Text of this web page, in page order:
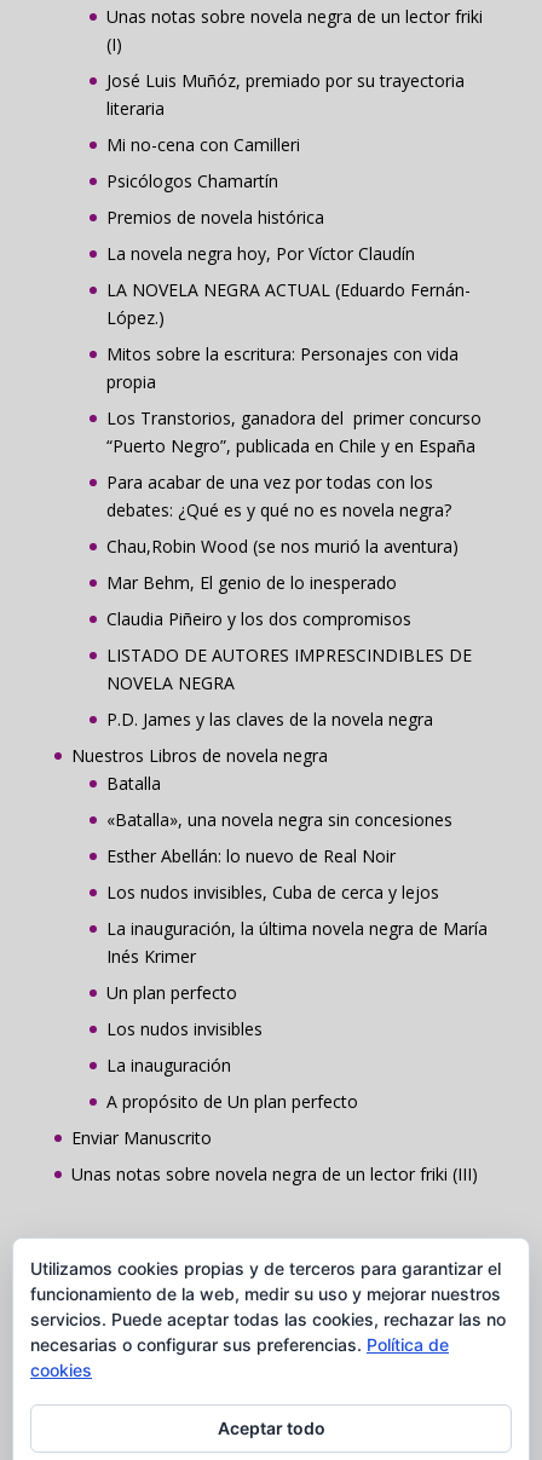
Unas notas sobre novela negra de un lector friki
(I)
José Luis Muñóz, premiado por su trayectoria
literaria
Mi no-cena con Camilleri
Psicólogos Chamartín
Premios de novela histórica
La novela negra hoy, Por Víctor Claudín
LA NOVELA NEGRA ACTUAL (Eduardo Fernán-
López.)
Mitos sobre la escritura: Personajes con vida
propia
Los Transtorios, ganadora del primer concurso
“Puerto Negro”, publicada en Chile y en España
Para acabar de una vez por todas con los
debates: ¿Qué es y qué no es novela negra?
Chau,Robin Wood (se nos murió la aventura)
Mar Behm, El genio de lo inesperado
Claudia Piñeiro y los dos compromisos
LISTADO DE AUTORES IMPRESCINDIBLES DE
NOVELA NEGRA
P.D. James y las claves de la novela negra
Nuestros Libros de novela negra
Batalla
«Batalla», una novela negra sin concesiones
Esther Abellán: lo nuevo de Real Noir
Los nudos invisibles, Cuba de cerca y lejos
La inauguración, la última novela negra de María
Inés Krimer
Un plan perfecto
Los nudos invisibles
La inauguración
A propósito de Un plan perfecto
Enviar Manuscrito
Unas notas sobre novela negra de un lector friki (III)
Contacto
Grupo Comunicación y Publicaciones Caudal
C/ Ros de Olano, 5 Loc. 28002 Madrid
Tel. 91 037 84 28
Utilizamos cookies propias y de terceros para garantizar el
funcionamiento de la web, medir su uso y mejorar nuestros
servicios. Puede aceptar todas las cookies, rechazar las no
necesarias o configurar sus preferencias. Política de
cookies
Aceptar todo